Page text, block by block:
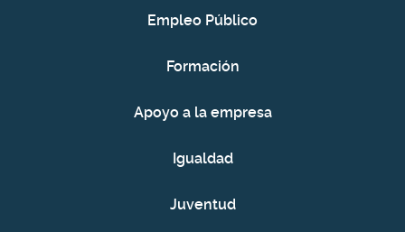
Empleo Público
Formación
Apoyo a la empresa
Igualdad
Juventud